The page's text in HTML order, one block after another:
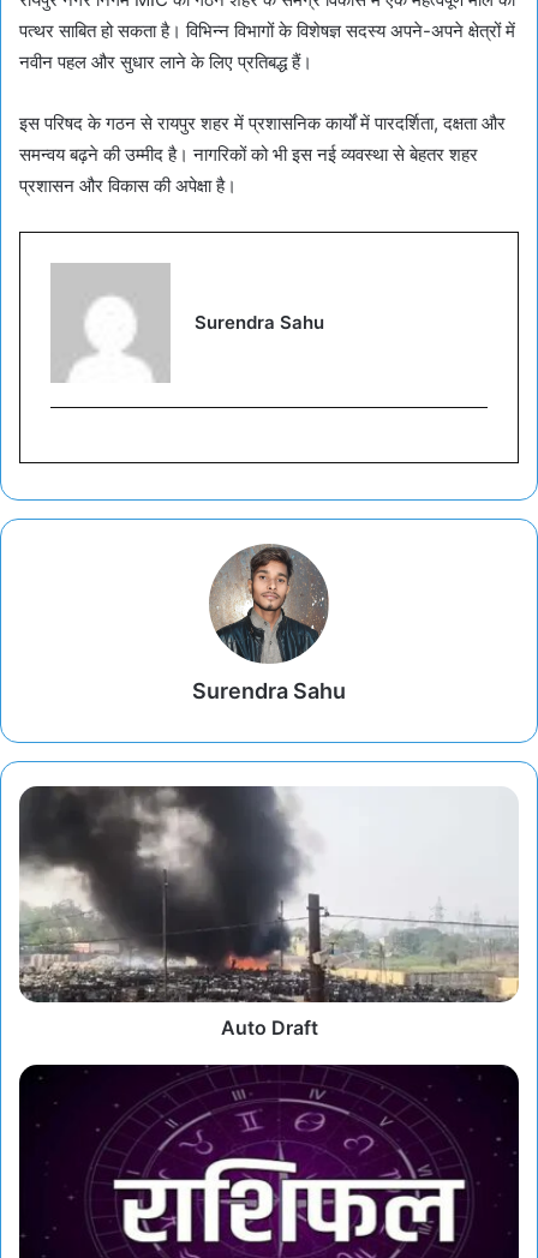
पत्थर साबित हो सकता है। विभिन्न विभागों के विशेषज्ञ सदस्य अपने-अपने क्षेत्रों में
नवीन पहल और सुधार लाने के लिए प्रतिबद्ध हैं।
इस परिषद के गठन से रायपुर शहर में प्रशासनिक कार्यों में पारदर्शिता, दक्षता और
समन्वय बढ़ने की उम्मीद है। नागरिकों को भी इस नई व्यवस्था से बेहतर शहर
प्रशासन और विकास की अपेक्षा है।
Surendra Sahu
Surendra Sahu
Auto Draft